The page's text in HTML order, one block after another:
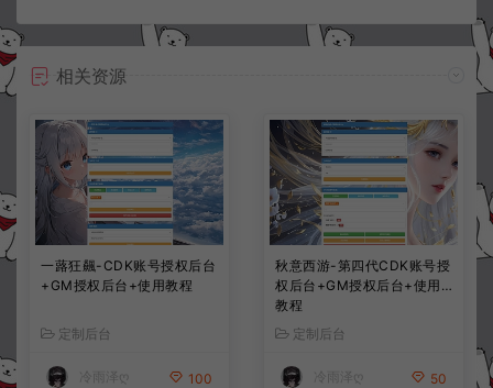
相关资源
一蕗狂飆-CDK账号授权后台
+GM授权后台+使用教程
定制后台
冷雨泽ღ 100
秋意西游-第四代CDK账号授
权后台+GM授权后台+使用
教程
定制后台
冷雨泽ღ 50